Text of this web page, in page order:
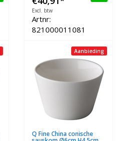
Excl. btw
Artnr:
821000011081
Aanbieding
Q Fine China conische